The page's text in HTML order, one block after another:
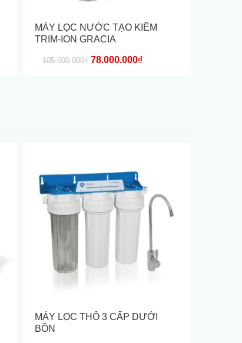
MÁY LỌC NƯỚC TẠO KIỀM
TRIM-ION GRACIA
105.000.000₫ 78.000.000₫
MÁY LỌC THÔ 3 CẤP DƯỚI
BỒN